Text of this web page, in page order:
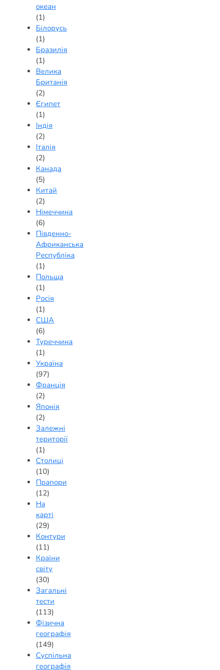
океан
(1)
Білорусь
(1)
Бразилія
(1)
Велика
Британія
(2)
Єгипет
(1)
Індія
(2)
Італія
(2)
Канада
(5)
Китай
(2)
Німеччина
(6)
Південно-
Африканська
Республіка
(1)
Польща
(1)
Росія
(1)
США
(6)
Туреччина
(1)
Україна
(97)
Франція
(2)
Японія
(2)
Залежні
території
(1)
Столиці
(10)
Прапори
(12)
На
карті
(29)
Контури
(11)
Країни
світу
(30)
Загальні
тести
(113)
Фізична
географія
(149)
Суспільна
географія